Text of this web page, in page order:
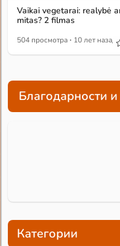
Vaikai vegetarai: realybė
mitas? 2 filmas
504 просмотра · 10 лет назад
Благодарности
Категории